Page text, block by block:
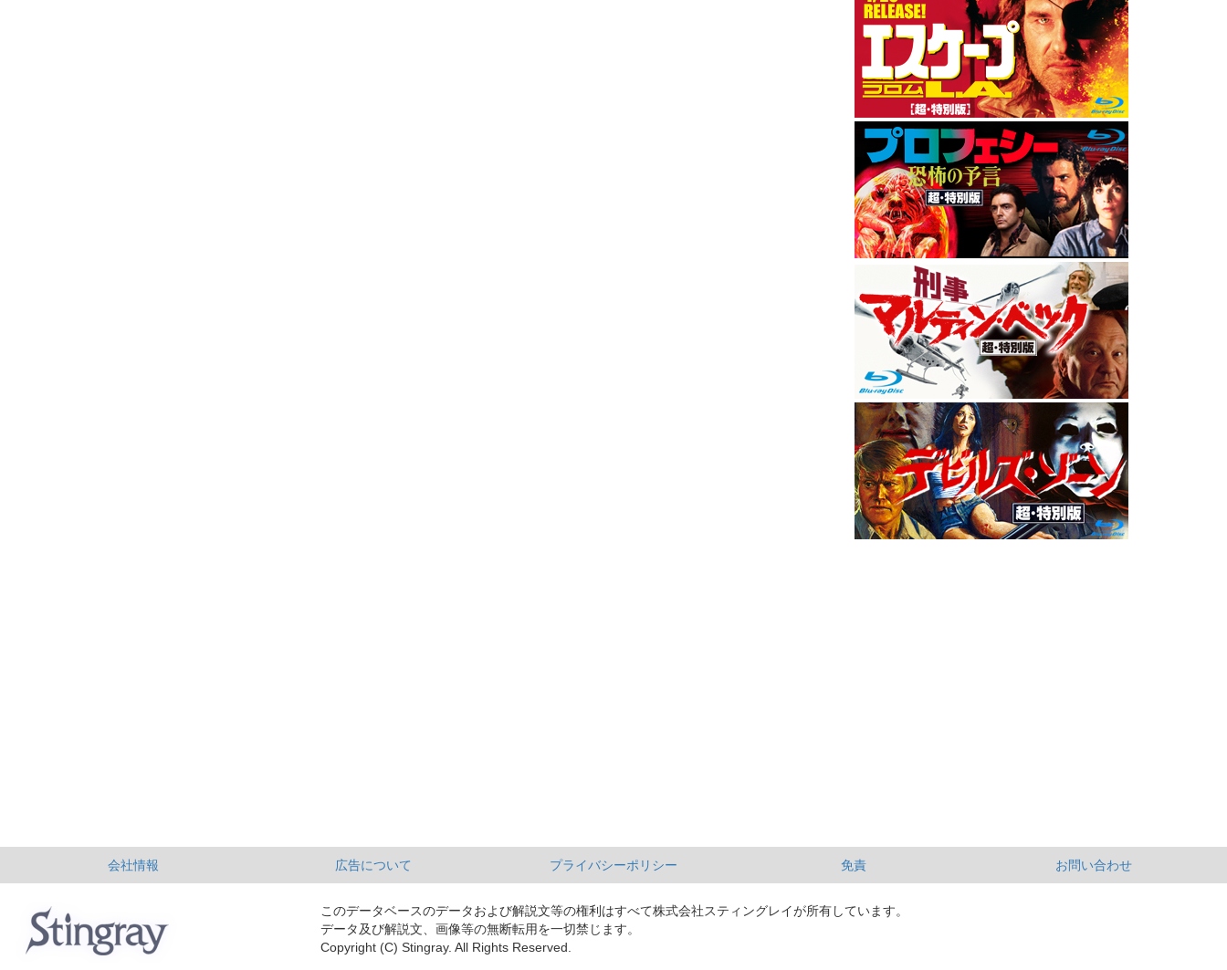
会社情報 広告について プライバシーポリシー 免責 お問い合わせ
このデータベースのデータおよび解説文等の権利はすべて株式会社スティングレイが所有しています。
データ及び解説文、画像等の無断転用を一切禁じます。
Copyright (C) Stingray. All Rights Reserved.